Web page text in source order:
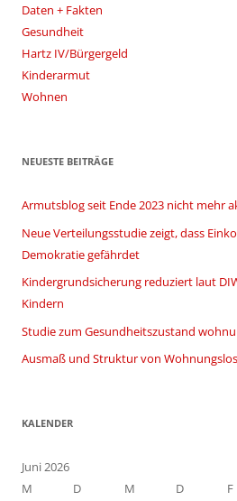
Daten + Fakten
Gesundheit
Hartz IV/Bürgergeld
Kinderarmut
Wohnen
NEUESTE BEITRÄGE
Armutsblog seit Ende 2023 nicht mehr
Neue Verteilungsstudie zeigt, dass
Demokratie gefährdet
Kindergrundsicherung reduziert laut
Kindern
Studie zum Gesundheitszustand
Ausmaß und Struktur von
KALENDER
Juni 2026
M
D M D F